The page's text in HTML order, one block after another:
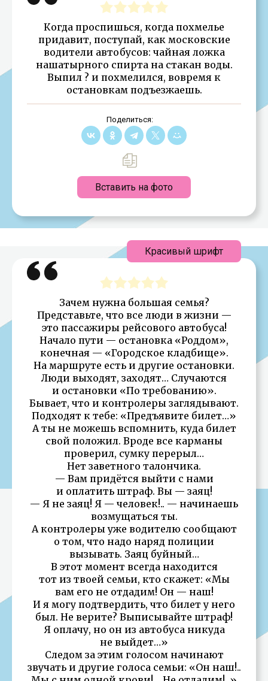
Когда проспишься, когда похмелье
придавит, поступай, как московские
водители автобусов: чайная ложка
нашатырного спирта на стакан воды.
Выпил ? и похмелился, вовремя к
остановкам подъезжаешь.
Поделиться:
Вставить на фото
Зачем нужна большая семья?
Представьте, что все люди в жизни —
это пассажиры рейсового автобуса!
Начало пути — остановка «Роддом»,
конечная — «Городское кладбище».
На маршруте есть и другие остановки.
Люди выходят, заходят… Случаются
и остановки «По требованию».
Бывает, что и контролеры заглядывают.
Подходят к тебе: «Предъявите билет…»
А ты не можешь вспомнить, куда билет
свой положил. Вроде все карманы
проверил, сумку перерыл…
Нет заветного талончика.
— Вам придётся выйти с нами
и оплатить штраф. Вы — заяц!
— Я не заяц! Я — человек!.. — начинаешь
возмущаться ты.
А контролеры уже водителю сообщают
о том, что надо наряд полиции
вызывать. Заяц буйный…
В этот момент всегда находится
тот из твоей семьи, кто скажет: «Мы
вам его не отдадим! Он — наш!
И я могу подтвердить, что билет у него
был. Не верите? Выписывайте штраф!
Я оплачу, но он из автобуса никуда
не выйдет…»
Следом за этим голосом начинают
звучать и другие голоса семьи: «Он наш!..
Красивый шрифт